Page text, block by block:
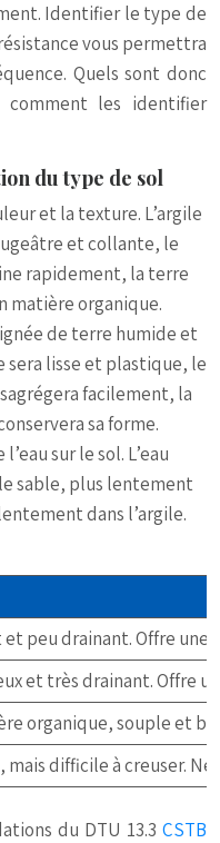
Identifier le type de
vous permettra
Quels sont donc
les identifier
du type de sol
et la texture. L’argile
et collante, le
rapidement, la terre
matière organique.
de terre humide et
sera lisse et plastique, le
facilement, la
sa forme.
sur le sol. L’eau
sable, plus lentement
dans l’argile.
peu drainant. Offre une
et très drainant. Offre
organique, souple et
difficile à creuser.
du DTU 13.3 CSTB